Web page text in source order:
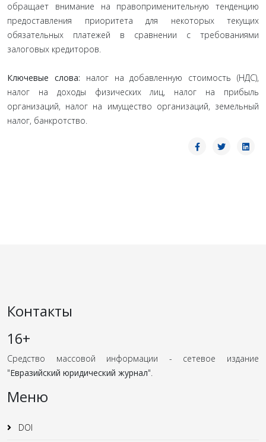
обращает внимание на правоприменительную тенденцию
предоставления приоритета для некоторых текущих
обязательных платежей в сравнении с требованиями
залоговых кредиторов.
Ключевые слова: налог на добавленную стоимость (НДС),
налог на доходы физических лиц, налог на прибыль
организаций, налог на имущество организаций, земельный
налог, банкротство.
Контакты
16+
Средство массовой информации - сетевое издание
"Евразийский юридический журнал".
Меню
DOI